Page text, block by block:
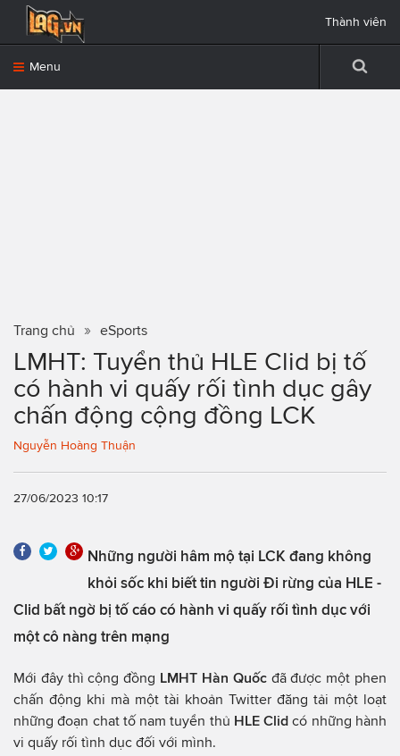
Menu
Thành viên
Trang chủ eSports
LMHT: Tuyển thủ HLE Clid bị tố
có hành vi quấy rối tình dục gây
chấn động cộng đồng LCK
Nguyễn Hoàng Thuận
27/06/2023 10:17
Những người hâm mộ tại LCK đang không
khỏi sốc khi biết tin người Đi rừng của HLE -
Clid bất ngờ bị tố cáo có hành vi quấy rối tình dục với
một cô nàng trên mạng
Mới đây thì cộng đồng LMHT Hàn Quốcđã được một phen
chấn động khi mà một tài khoản Twitter đăng tải một loạt
những đoạn chat tố nam tuyển thủ HLE Clid có những hành
vi quấy rối tình dục đối với mình.